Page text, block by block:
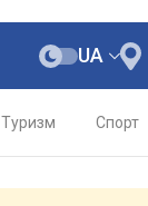
UA
Туризм Спорт